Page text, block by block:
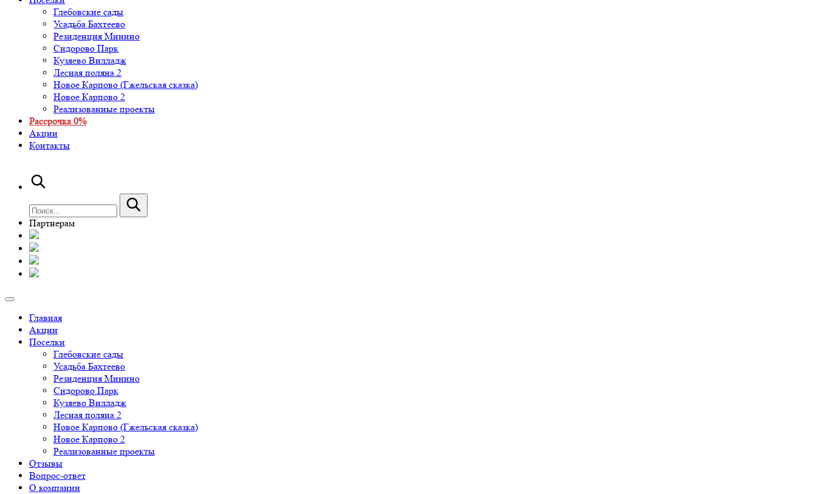
Глебовские сады
Усадьба Бахтеево
Резиденция Минино
Сидорово Парк
Кузяево Вилладж
Лесная поляна 2
Новое Карпово (Гжельская сказка)
Новое Карпово 2
Реализованные проекты
Рассрочка 0%
Акции
Контакты
Партнерам
Главная
Акции
Поселки
Глебовские сады
Усадьба Бахтеево
Резиденция Минино
Сидорово Парк
Кузяево Вилладж
Лесная поляна 2
Новое Карпово (Гжельская сказка)
Новое Карпово 2
Реализованные проекты
Отзывы
Вопрос-ответ
О компании